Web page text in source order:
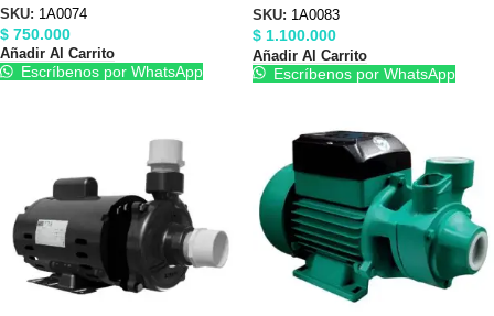
SKU: 1A0074
$ 750.000
Añadir Al Carrito
Escríbenos por WhatsApp
SKU: 1A0083
$ 1.100.000
Añadir Al Carrito
Escríbenos por WhatsApp